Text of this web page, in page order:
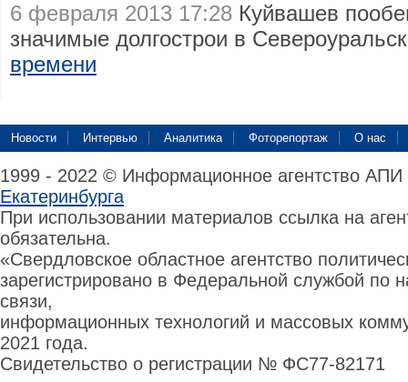
6 февраля 2013 17:28 Куйвашев
значимые долгострои в
времени
Новости Интервью Аналитика Фоторепортаж О нас
1999 - 2022 © Информационное агентство
Екатеринбурга
При использовании материалов ссылка на
обязательна.
«Свердловское областное агентство
зарегистрировано в Федеральной службой по
связи,
информационных технологий и массовых
2021 года.
Свидетельство о регистрации № ФС77-82171